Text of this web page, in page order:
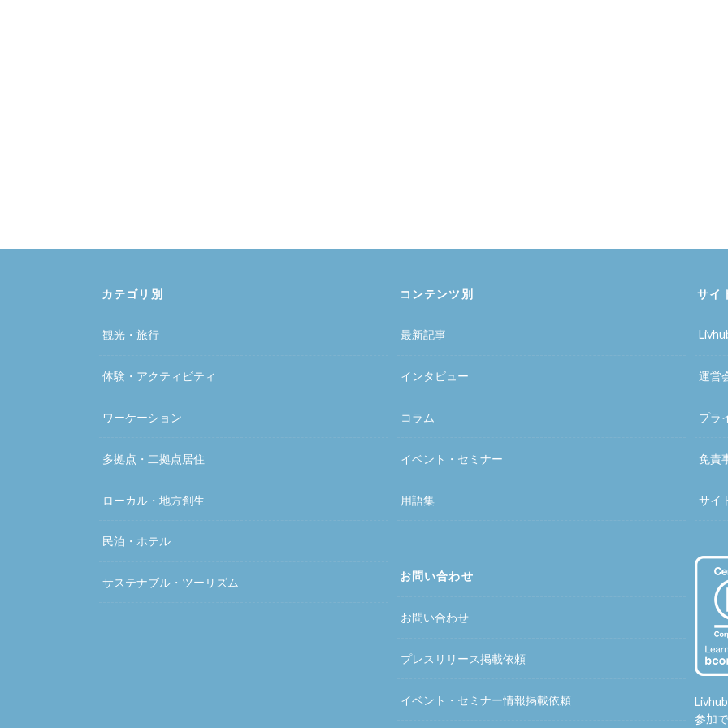
カテゴリ別
観光・旅行
体験・アクティビティ
ワーケーション
多拠点・二拠点居住
ローカル・地方創生
民泊・ホテル
サステナブル・ツーリズム
コンテンツ別
最新記事
インタビュー
コラム
イベント・セミナー
用語集
お問い合わせ
お問い合わせ
プレスリリース掲載依頼
イベント・セミナー情報掲載依頼
サイ
運営
プラ
免責
サイ
参加